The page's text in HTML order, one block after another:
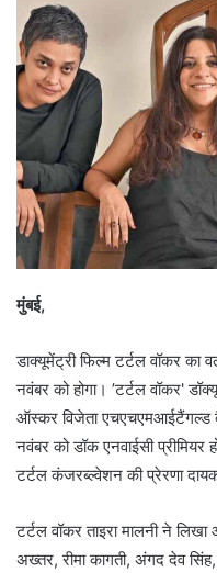
मुंबई,
डाक्यूमेंट्री फिल्म टर्टल वॉकर का
नवंबर को होगा। ’टर्टल वॉकर'
ऑस्कर विजेता एचएचएमआईटैंगल्ड
नवंबर को डॉक एनवाईसी
टर्टल कंजरब्ल्वेशन की प्रेरणा
टर्टल वॉकर ताइरा मालनी ने
अख्तर, रीमा कागती, अंगद देव